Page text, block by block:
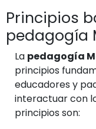
Principios
pedagogía
La pedagogía
principios
educadores y
interactuar con
principios son: